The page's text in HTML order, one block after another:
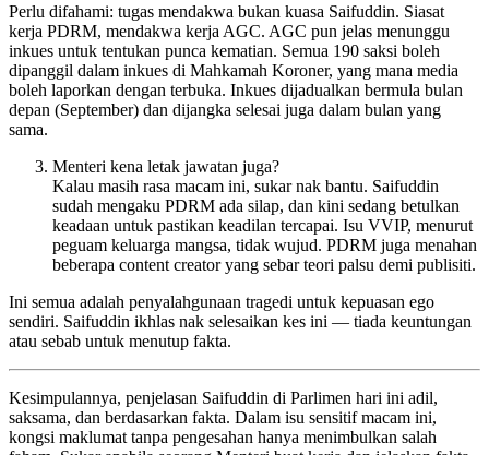
Perlu difahami: tugas mendakwa bukan kuasa Saifuddin. Siasat
kerja PDRM, mendakwa kerja AGC. AGC pun jelas menunggu
inkues untuk tentukan punca kematian. Semua 190 saksi boleh
dipanggil dalam inkues di Mahkamah Koroner, yang mana media
boleh laporkan dengan terbuka. Inkues dijadualkan bermula bulan
depan (September) dan dijangka selesai juga dalam bulan yang
sama.
Menteri kena letak jawatan juga?
Kalau masih rasa macam ini, sukar nak bantu. Saifuddin
sudah mengaku PDRM ada silap, dan kini sedang betulkan
keadaan untuk pastikan keadilan tercapai. Isu VVIP, menurut
peguam keluarga mangsa, tidak wujud. PDRM juga menahan
beberapa content creator yang sebar teori palsu demi publisiti.
Ini semua adalah penyalahgunaan tragedi untuk kepuasan ego
sendiri. Saifuddin ikhlas nak selesaikan kes ini — tiada keuntungan
atau sebab untuk menutup fakta.
Kesimpulannya, penjelasan Saifuddin di Parlimen hari ini adil,
saksama, dan berdasarkan fakta. Dalam isu sensitif macam ini,
kongsi maklumat tanpa pengesahan hanya menimbulkan salah